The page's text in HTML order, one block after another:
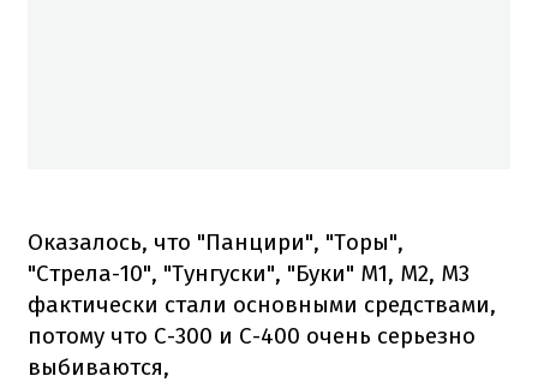
Оказалось, что "Панцири", "Торы",
"Стрела-10", "Тунгуски", "Буки" М1, М2, М3
фактически стали основными средствами,
потому что С-300 и С-400 очень серьезно
выбиваются,